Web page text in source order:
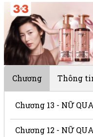
Chương Thông
Chương 13 - NỮ
Chương 12 - NỮ